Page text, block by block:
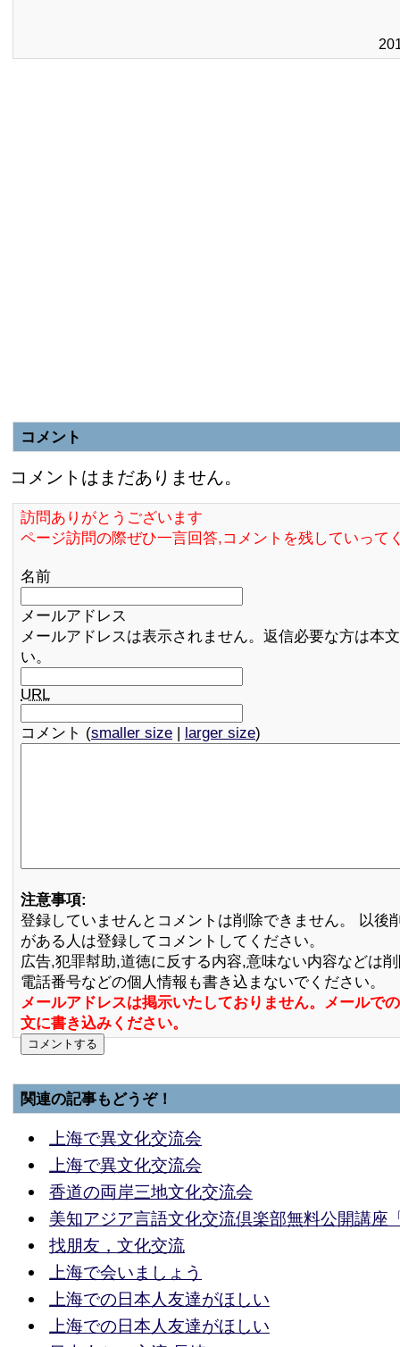
コメント
コメントはまだありません。
訪問ありがとうございます
ページ訪問の際ぜひ一言回答,コメントを残していって
名前
メールアドレス
メールアドレスは表示されません。返信必要な方は本
い。
URL
コメント (smaller size | larger size)
注意事項:
登録していませんとコメントは削除できません。 以後
がある人は登録してコメントしてください。
広告,犯罪幇助,道徳に反する内容,意味ない内容などは
電話番号などの個人情報も書き込まないでください。
メールアドレスは掲示いたしておりません。メールで
文に書き込みください。
関連の記事もどうぞ！
上海で異文化交流会
上海で異文化交流会
香道の両岸三地文化交流会
美知アジア言語文化交流倶楽部無料公開講座
找朋友，文化交流
上海で会いましょう
上海での日本人友達がほしい
上海での日本人友達がほしい